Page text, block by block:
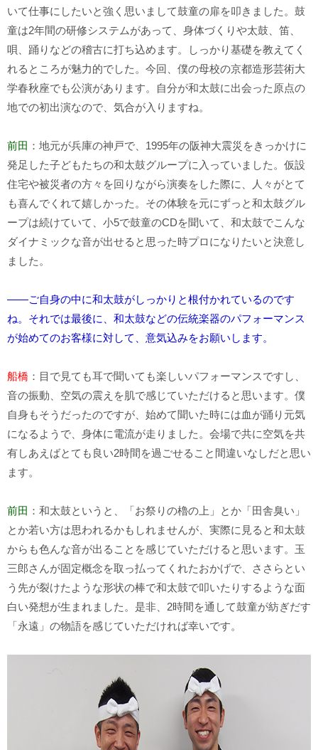
いて仕事にしたいと強く思いまして鼓童の扉を叩きました。鼓
童は2年間の研修システムがあって、身体づくりや太鼓、笛、
唄、踊りなどの稽古に打ち込めます。しっかり基礎を教えてく
れるところが魅力的でした。今回、僕の母校の京都造形芸術大
学春秋座でも公演があります。自分が和太鼓に出会った原点の
地での初出演なので、気合が入りますね。
前田 ：地元が兵庫の神戸で、1995年の阪神大震災をきっかけに
発足した子どもたちの和太鼓グループに入っていました。仮設
住宅や被災者の方々を回りながら演奏をした際に、人々がとて
も喜んでくれて嬉しかった。その体験を元にずっと和太鼓グル
ープは続けていて、小5で鼓童のCDを聞いて、和太鼓でこんな
ダイナミックな音が出せると思った時プロになりたいと決意し
ました。
――ご自身の中に和太鼓がしっかりと根付かれているのです
ね。それでは最後に、和太鼓などの伝統楽器のパフォーマンス
が始めてのお客様に対して、意気込みをお願いします。
船橋 ：目で見ても耳で聞いても楽しいパフォーマンスですし、
音の振動、空気の震えを肌で感じていただけると思います。僕
自身もそうだったのですが、始めて聞いた時には血が踊り元気
になるようで、身体に電流が走りました。会場で共に空気を共
有しあえばとても良い2時間を過ごせること間違いなしだと思い
ます。
前田 ：和太鼓というと、「お祭りの櫓の上」とか「田舎臭い」
とか若い方は思われるかもしれませんが、実際に見ると和太鼓
からも色んな音が出ることを感じていただけると思います。玉
三郎さんが固定概念を取っ払ってくれたおかげで、ささらとい
う先が裂けたような形状の棒で和太鼓で叩いたりするような面
白い発想が生まれました。是非、2時間を通して鼓童が紡ぎだす
「永遠」の物語を感じていただければ幸いです。